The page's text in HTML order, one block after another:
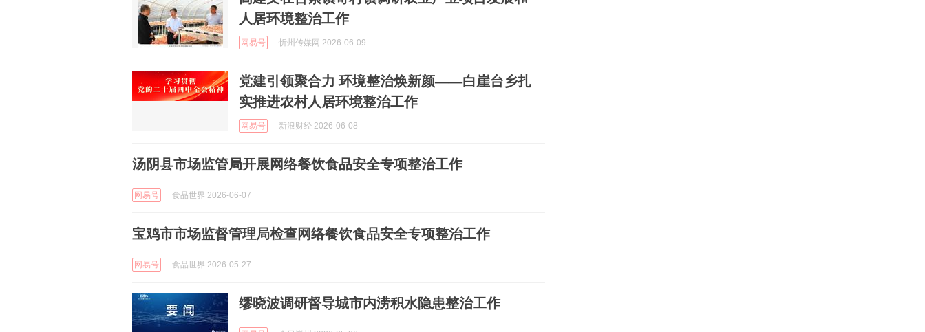
人居环境整治工作
网易号 忻州传媒网 2026-06-09
党建引领聚合力 环境整治焕新颜——白崖台乡扎
实推进农村人居环境整治工作
网易号 新浪财经 2026-06-08
汤阴县市场监管局开展网络餐饮食品安全专项整治工作
网易号 食品世界 2026-06-07
宝鸡市市场监督管理局检查网络餐饮食品安全专项整治工作
网易号 食品世界 2026-05-27
缪晓波调研督导城市内涝积水隐患整治工作